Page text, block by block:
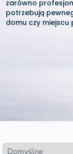
zarówno
potrzebują
domu czy miejscu